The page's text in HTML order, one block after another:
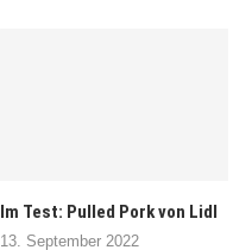
Im Test: Pulled Pork von Lidl
13. September 2022